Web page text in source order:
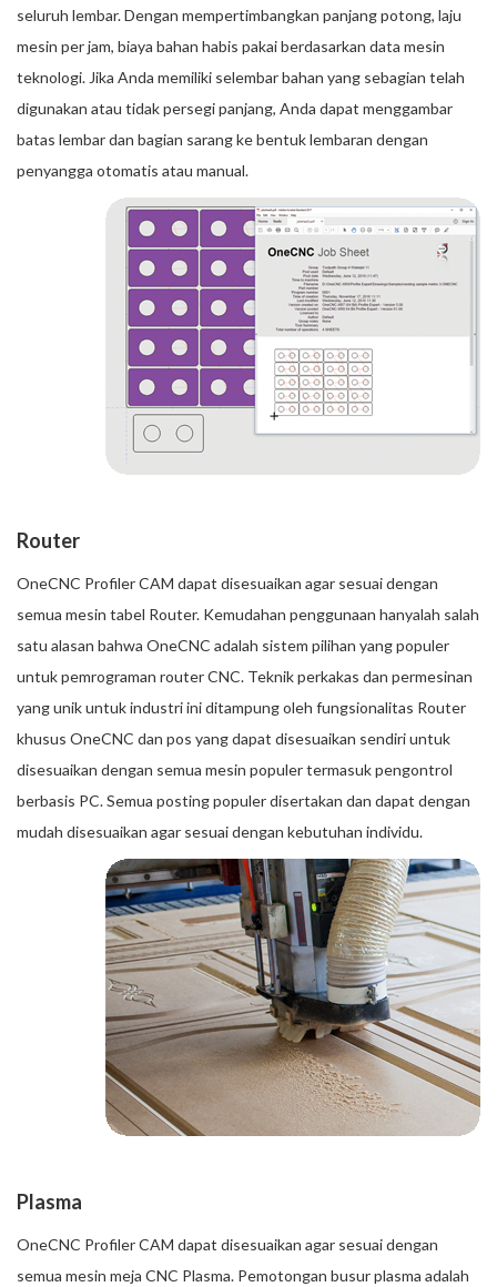
seluruh lembar. Dengan mempertimbangkan panjang potong, laju
mesin per jam, biaya bahan habis pakai berdasarkan data mesin
teknologi. Jika Anda memiliki selembar bahan yang sebagian telah
digunakan atau tidak persegi panjang, Anda dapat menggambar
batas lembar dan bagian sarang ke bentuk lembaran dengan
penyangga otomatis atau manual.
Router
OneCNC Profiler CAM dapat disesuaikan agar sesuai dengan
semua mesin tabel Router. Kemudahan penggunaan hanyalah salah
satu alasan bahwa OneCNC adalah sistem pilihan yang populer
untuk pemrograman router CNC. Teknik perkakas dan permesinan
yang unik untuk industri ini ditampung oleh fungsionalitas Router
khusus OneCNC dan pos yang dapat disesuaikan sendiri untuk
disesuaikan dengan semua mesin populer termasuk pengontrol
berbasis PC. Semua posting populer disertakan dan dapat dengan
mudah disesuaikan agar sesuai dengan kebutuhan individu.
Plasma
OneCNC Profiler CAM dapat disesuaikan agar sesuai dengan
semua mesin meja CNC Plasma. Pemotongan busur plasma adalah